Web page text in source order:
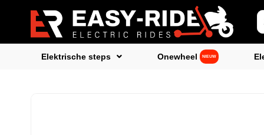
Elektrische steps Onewheel NIEUW